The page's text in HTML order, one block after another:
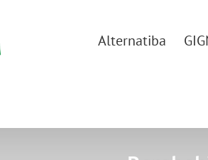
Alternatiba